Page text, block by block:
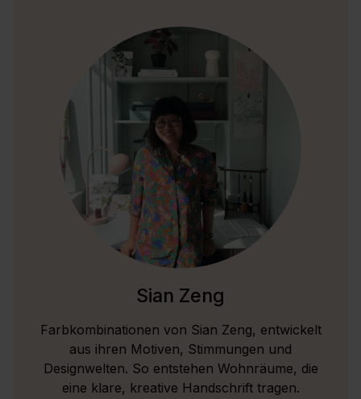
Sian Zeng
Farbkombinationen von Sian Zeng, entwickelt
aus ihren Motiven, Stimmungen und
Designwelten. So entstehen Wohnräume, die
eine klare, kreative Handschrift tragen.